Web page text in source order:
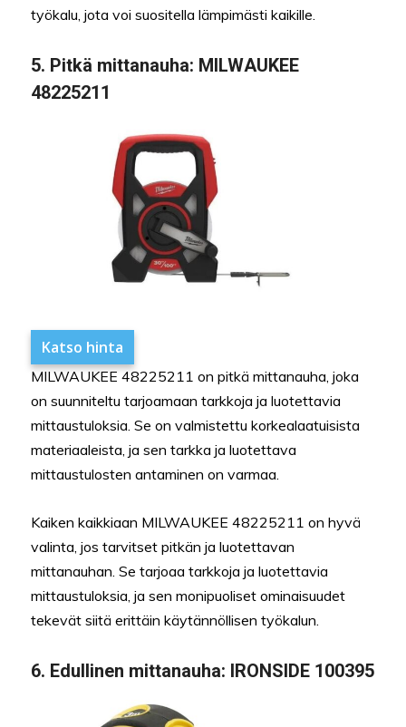
työkalu, jota voi suositella lämpimästi kaikille.
5. Pitkä mittanauha: MILWAUKEE
48225211
Katso hinta
MILWAUKEE 48225211 on pitkä mittanauha, joka
on suunniteltu tarjoamaan tarkkoja ja luotettavia
mittaustuloksia. Se on valmistettu korkealaatuisista
materiaaleista, ja sen tarkka ja luotettava
mittaustulosten antaminen on varmaa.
Kaiken kaikkiaan MILWAUKEE 48225211 on hyvä
valinta, jos tarvitset pitkän ja luotettavan
mittanauhan. Se tarjoaa tarkkoja ja luotettavia
mittaustuloksia, ja sen monipuoliset ominaisuudet
tekevät siitä erittäin käytännöllisen työkalun.
6. Edullinen mittanauha: IRONSIDE 100395